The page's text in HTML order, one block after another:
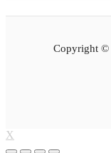
Copyright ©
X